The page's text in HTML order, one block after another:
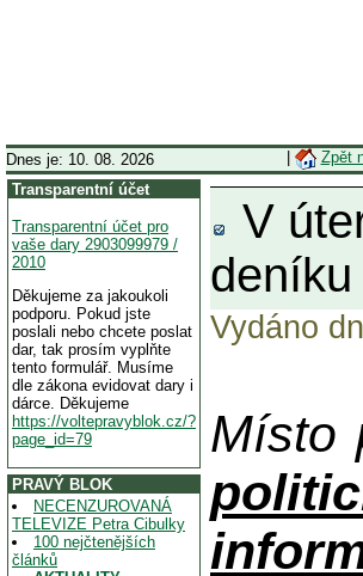
Dnes je: 10. 08. 2026 Zpět
Transparentní účet
Transparentní účet pro
vaše dary 2903099979 /
2010
Děkujeme za jakoukoli
podporu. Pokud jste
poslali nebo chcete poslat
dar, tak prosím vyplňte
tento formulář. Musíme
dle zákona evidovat dary i
dárce. Děkujeme
https://voltepravyblok.cz/?
page_id=79
PRAVÝ BLOK
NECENZUROVANÁ
TELEVIZE Petra Cibulky
100 nejčtenějších
článků
V
Vydáno
Místo